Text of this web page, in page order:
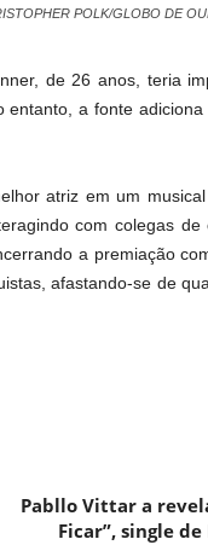
POLK/GLOBO DE
de 26 anos, teria
a fonte
atriz em um
com colegas
a premiação
afastando-se de
Pabllo Vittar a
Ficar”, single